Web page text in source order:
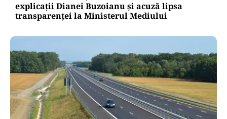
explicații Dianei Buzoianu și acuză lipsa
transparenței la Ministerul Mediului